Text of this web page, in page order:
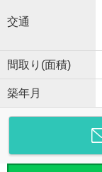
交通
間取り(面積)
築年月